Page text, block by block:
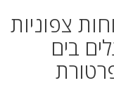
צפוניות
בים
טמפרטורת